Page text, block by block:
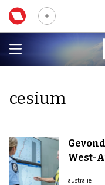
cesium
West-
australië